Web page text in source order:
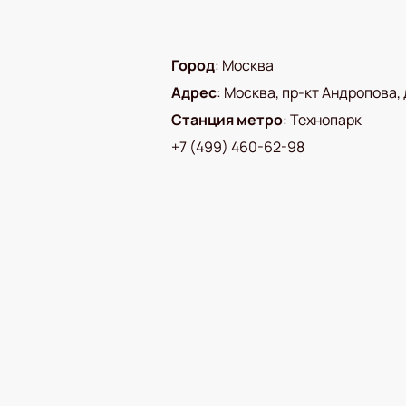
Город: Москва
Адрес: Москва, пр-кт Андропова,
Станция метро:Технопарк
+7 (499) 460-62-98